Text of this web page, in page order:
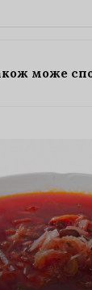
може